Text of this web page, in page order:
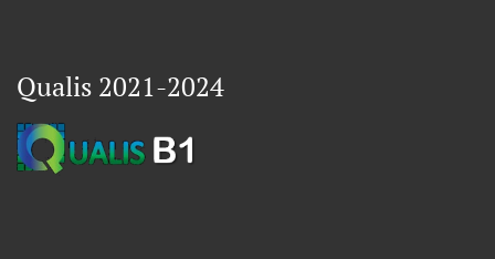
Qualis 2021-2024